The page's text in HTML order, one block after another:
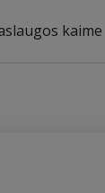
kaime